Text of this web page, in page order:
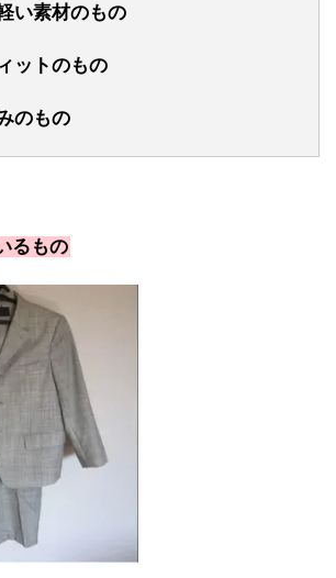
い素材のもの
ットのもの
のもの
るもの